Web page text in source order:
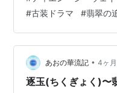
引き返そうとした長玉
将軍から言われて、城
苦戦していた。 フラフ
駄に命を失うと判断し
信王…
#古装ドラマ #翡翠の
あおの華流記 • 4ヶ
逐玉(ちくぎょく)〜